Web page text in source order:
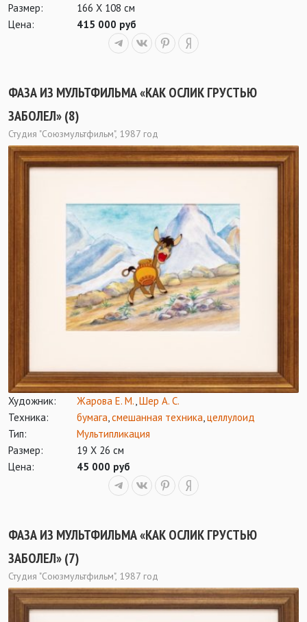
Размер:
166 Х 108 см
Цена:
415 000 руб
ФАЗА ИЗ МУЛЬТФИЛЬМА «КАК ОСЛИК ГРУСТЬЮ
ЗАБОЛЕЛ» (8)
Студия "Союзмультфильм", 1987 год
Художник: Жарова Е. М.,Шер А. С.
Техника:
бумага,смешанная техника,целлулоид
Тип:
Мультипликация
Размер:
19 Х 26 см
Цена:
45 000 руб
ФАЗА ИЗ МУЛЬТФИЛЬМА «КАК ОСЛИК ГРУСТЬЮ
ЗАБОЛЕЛ» (7)
Студия "Союзмультфильм", 1987 год